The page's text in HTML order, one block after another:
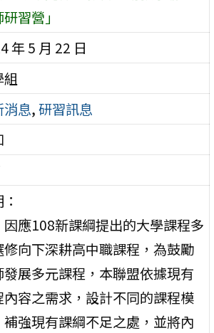
習營」
年 5 月 22 日
消息,研習訊息
因應108新課綱提出的大學課程多
修向下深耕高中職課程，為鼓勵
發展多元課程，本聯盟依據現有
內容之需求，設計不同的課程模
補強現有課綱不足之處，並將內